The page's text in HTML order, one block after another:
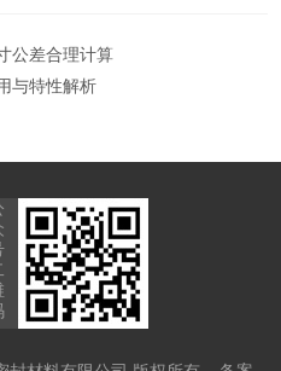
公差合理计算
与特性解析